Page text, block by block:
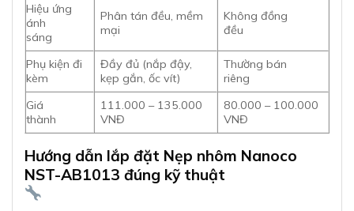
Hiệu ứng
ánh
sáng
Phân tán đều, mềm
mại
Không đồng
đều
Phụ kiện đi
kèm
Đầy đủ (nắp đậy,
kẹp gắn, ốc vít)
Thường bán
riêng
Giá
thành
111.000 – 135.000
VNĐ
80.000 – 100.000
VNĐ
Hướng dẫn lắp đặt Nẹp nhôm Nanoco
NST-AB1013 đúng kỹ thuật